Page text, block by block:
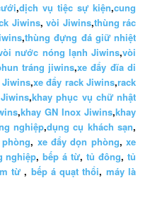
,dịch vụ tiệc sự kiện,cung
Jiwins, vòi Jiwins,thùng rác
,thùng đựng đá giữ nhiệt
nước nóng lạnh Jiwins,vòi
tráng jiwins,xe đẩy đĩa di
,xe đẩy rack Jiwins,rack
,khay phục vụ chữ nhật
,khay GN Inox Jiwins,khay
nghiệp,dụng cụ khách sạn,
, xe đẩy dọn phòng,xe
nghiệp,bếp á từ,tủ đông,tủ
từ , bếp á quạt thổi, máy là